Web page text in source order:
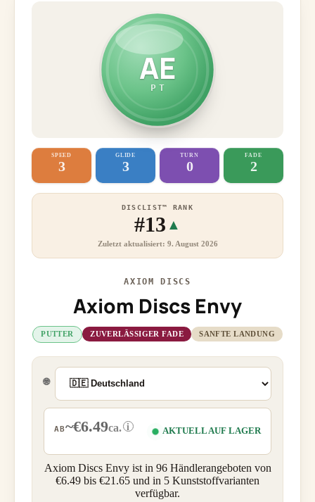
AE
PT
SPEED
3
GLIDE
3
TURN
0
FADE
2
DISCLIST™ RANK
#13 ▲
Zuletzt aktualisiert: 9. August 2026
AXIOM DISCS
Axiom Discs Envy
PUTTER ZUVERLÄSSIGER FADE SANFTE LANDUNG
🌐
AB~€6.49ca. i AKTUELL AUF LAGER
Axiom Discs Envy ist in 96 Händlerangeboten von
€6.49 bis €21.65 und in 5 Kunststoffvarianten
verfügbar.